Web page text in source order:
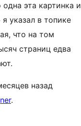
эта картинка и
указал в топике
что на том
страниц едва
назад
.